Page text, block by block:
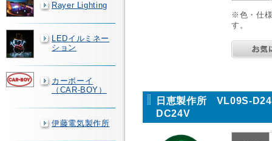
Rayer Lighting
LEDイルミネー
ション
カーボーイ
（CAR-BOY）
伊藤電気製作所
※色・仕
す。
日恵製作所 VL09S-
DC24V